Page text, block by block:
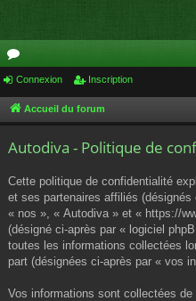
or
u
Connexion Inscription
Accueil du forum
Autodiva - Politique de
Cette politique de confidentialité
et ses partenaires affiliés (désignés
« nos », « Autodiva » et « https://
(désigné ci-après par « logiciel
toutes les informations collectées
part (désignées ci-après par « vos
Vos informations sont collectées de